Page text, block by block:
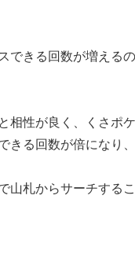
できる回数が増える
相性が良く、くさポ
る回数が倍になり
札からサーチするこ